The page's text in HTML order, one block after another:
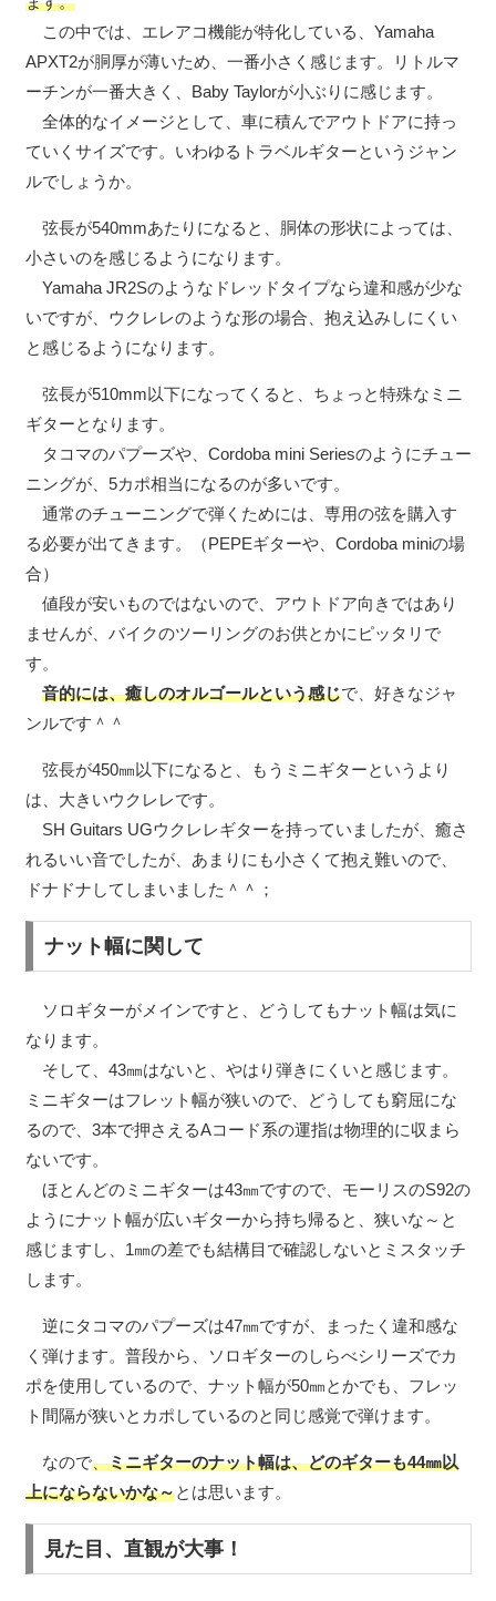
この中では、エレアコ機能が特化している、Yamaha
APXT2が胴厚が薄いため、一番小さく感じます。リトルマ
ーチンが一番大きく、Baby Taylorが小ぶりに感じます。
全体的なイメージとして、車に積んでアウトドアに持っ
ていくサイズです。いわゆるトラベルギターというジャン
ルでしょうか。
弦長が540mmあたりになると、胴体の形状によっては、
小さいのを感じるようになります。
Yamaha JR2Sのようなドレッドタイプなら違和感が少な
いですが、ウクレレのような形の場合、抱え込みしにくい
と感じるようになります。
弦長が510mm以下になってくると、ちょっと特殊なミニ
ギターとなります。
タコマのパプーズや、Cordoba mini Seriesのようにチュー
ニングが、5カポ相当になるのが多いです。
通常のチューニングで弾くためには、専用の弦を購入す
る必要が出てきます。（PEPEギターや、Cordoba miniの場
合）
値段が安いものではないので、アウトドア向きではあり
ませんが、バイクのツーリングのお供とかにピッタリで
す。
音的には、癒しのオルゴールという感じで、好きなジャ
ンルです＾＾
弦長が450㎜以下になると、もうミニギターというより
は、大きいウクレレです。
SH Guitars UGウクレレギターを持っていましたが、癒さ
れるいい音でしたが、あまりにも小さくて抱え難いので、
ドナドナしてしまいました＾＾；
ナット幅に関して
ソロギターがメインですと、どうしてもナット幅は気に
なります。
そして、43㎜はないと、やはり弾きにくいと感じます。
ミニギターはフレット幅が狭いので、どうしても窮屈にな
るので、3本で押さえるAコード系の運指は物理的に収まら
ないです。
ほとんどのミニギターは43㎜ですので、モーリスのS92の
ようにナット幅が広いギターから持ち帰ると、狭いな～と
感じますし、1㎜の差でも結構目で確認しないとミスタッチ
します。
逆にタコマのパプーズは47㎜ですが、まったく違和感な
く弾けます。普段から、ソロギターのしらべシリーズでカ
ポを使用しているので、ナット幅が50㎜とかでも、フレッ
ト間隔が狭いとカポしているのと同じ感覚で弾けます。
なので、ミニギターのナット幅は、どのギターも44㎜以
上にならないかな～とは思います。
見た目、直観が大事！